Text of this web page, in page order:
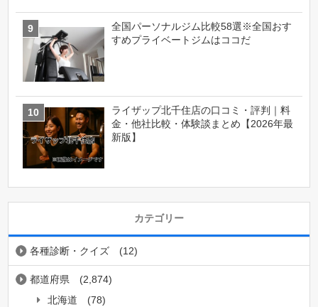
全国パーソナルジム比較58選※全国おす
すめプライベートジムはココだ
ライザップ北千住店の口コミ・評判｜料
金・他社比較・体験談まとめ【2026年最
新版】
カテゴリー
各種診断・クイズ (12)
都道府県
(2,874)
北海道
(78)